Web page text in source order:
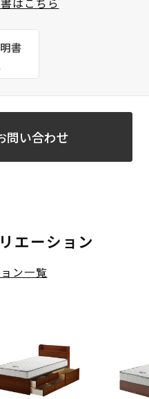
書
問い合わせ
エーション
ン一覧